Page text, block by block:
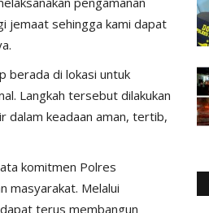
jemaat sehingga kami dapat
berada di lokasi untuk
Langkah tersebut dilakukan
dalam keadaan aman, tertib,
komitmen Polres
masyarakat. Melalui
terus membangun